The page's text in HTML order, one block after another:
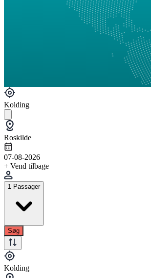
Kolding
Roskilde
07-08-2026
+ Vend tilbage
1 Passager
Søg
Kolding